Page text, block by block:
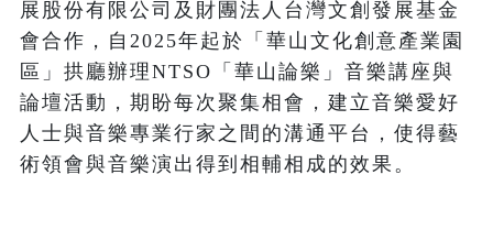
展股份有限公司及財團法人台灣文創發展基金
會合作，自2025年起於「華山文化創意產業園
區」拱廳辦理NTSO「華山論樂」音樂講座與
論壇活動，期盼每次聚集相會，建立音樂愛好
人士與音樂專業行家之間的溝通平台，使得藝
術領會與音樂演出得到相輔相成的效果。